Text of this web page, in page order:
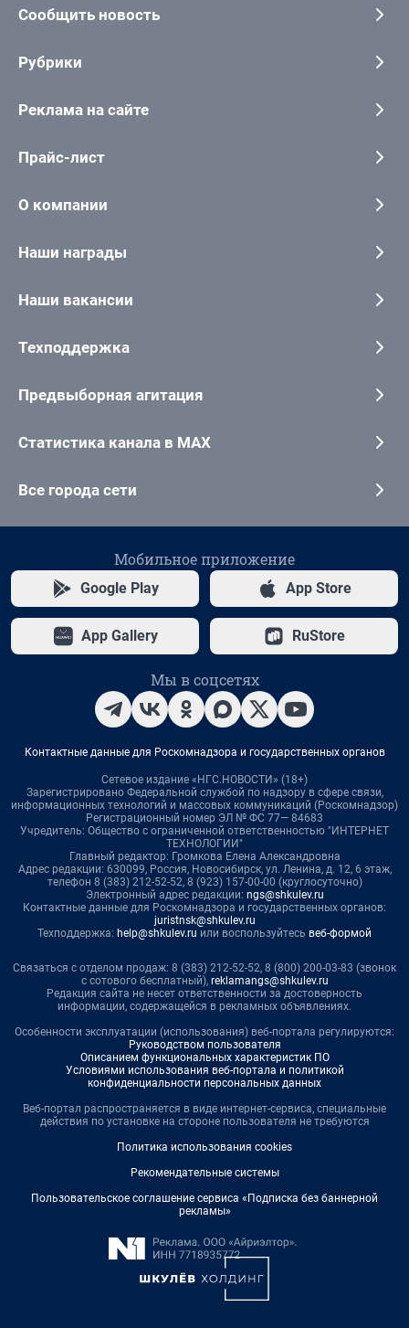
Сообщить новость
Рубрики
Реклама на сайте
Прайс-лист
О компании
Наши награды
Наши вакансии
Техподдержка
Предвыборная агитация
Статистика канала в MAX
Все города сети
Мобильное приложение
Google Play App Store
App Gallery RuStore
Мы в соцсетях
Контактные данные для Роскомнадзора и государственных органов
Сетевое издание «НГС.НОВОСТИ» (18+)
Зарегистрировано Федеральной службой по надзору в сфере связи,
информационных технологий и массовых коммуникаций (Роскомнадзор)
Регистрационный номер ЭЛ № ФС 77— 84683
Учредитель: Общество с ограниченной ответственностью "ИНТЕРНЕТ
ТЕХНОЛОГИИ"
Главный редактор: Громкова Елена Александровна
Адрес редакции: 630099, Россия, Новосибирск, ул. Ленина, д. 12, 6 этаж,
телефон 8 (383) 212-52-52, 8 (923) 157-00-00 (круглосуточно)
Электронный адрес редакции: ngs@shkulev.ru
Контактные данные для Роскомнадзора и государственных органов:
juristnsk@shkulev.ru
Техподдержка: help@shkulev.ru или воспользуйтесь веб-формой
Связаться с отделом продаж: 8 (383) 212-52-52, 8 (800) 200-03-83 (звонок
с сотового бесплатный), reklamangs@shkulev.ru
Редакция сайта не несет ответственности за достоверность
информации, содержащейся в рекламных объявлениях.
Особенности эксплуатации (использования) веб-портала регулируются:
Руководством пользователя
Описанием функциональных характеристик ПО
Условиями использования веб-портала и политикой
конфиденциальности персональных данных
Веб-портал распространяется в виде интернет-сервиса, специальные
действия по установке на стороне пользователя не требуются
Политика использования cookies
Рекомендательные системы
Пользовательское соглашение сервиса «Подписка без баннерной
рекламы»